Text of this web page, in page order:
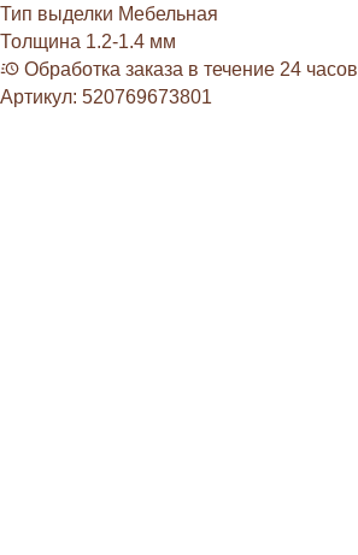
Тип выделки Мебельная
Толщина 1.2-1.4 мм
Обработка заказа в течение 24 часов
Артикул: 520769673801